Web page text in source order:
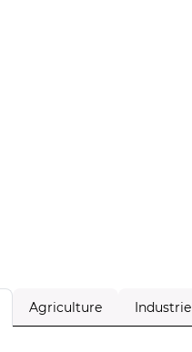
Agriculture Industrie